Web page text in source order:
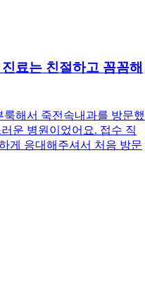
료는 친절하고 꼼꼼해
해서 죽전속내과를 방문했
운 병원이었어요. 접수 직
게 응대해주셔서 처음 방문